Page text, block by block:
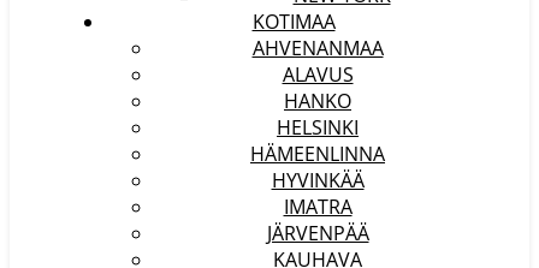
KOTIMAA
AHVENANMAA
ALAVUS
HANKO
HELSINKI
HÄMEENLINNA
HYVINKÄÄ
IMATRA
JÄRVENPÄÄ
KAUHAVA